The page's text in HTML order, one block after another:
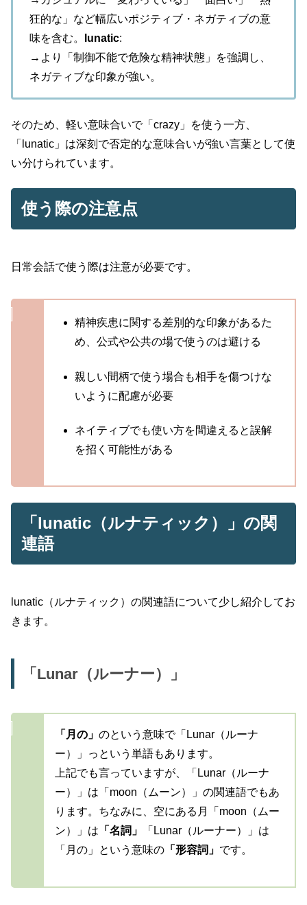
狂的な」など幅広いポジティブ・ネガティブの意
味を含む。
lunatic:
→より「制御不能で危険な精神状態」を強調し、
ネガティブな印象が強い。
そのため、軽い意味合いで「crazy」を使う一方、
「lunatic」は深刻で否定的な意味合いが強い言葉として使
い分けられています。
使う際の注意点
日常会話で使う際は注意が必要です。
精神疾患に関する差別的な印象があるた
め、公式や公共の場で使うのは避ける
親しい間柄で使う場合も相手を傷つけな
いように配慮が必要
ネイティブでも使い方を間違えると誤解
を招く可能性がある
「lunatic（ルナティック）」の関
連語
lunatic（ルナティック）の関連語について少し紹介してお
きます。
「Lunar（ルーナー）」
「月の」 のという意味で「Lunar（ルーナ
ー）」っという単語もあります。
上記でも言っていますが、「Lunar（ルーナ
ー）」は「moon（ムーン）」の関連語でもあ
ります。ちなみに、空にある月「moon（ムー
ン）」は 「名詞」
「Lunar（ルーナー）」は
「月の」という意味の 「形容詞」 です。